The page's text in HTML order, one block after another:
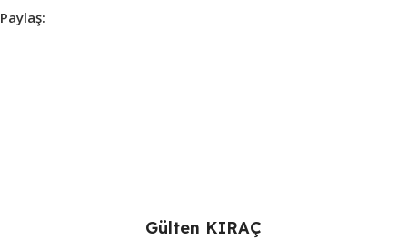
Paylaş:
Gülten KIRAÇ